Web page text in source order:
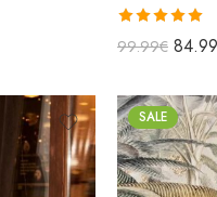
Note5.00
99.99€ 84.99
SALE